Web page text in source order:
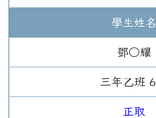
學生姓名
鄧○耀
三年 乙班 6
正取